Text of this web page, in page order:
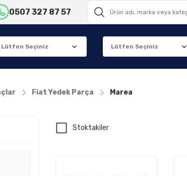
0507 327 87 57
Fiat Yedek Parça Marea
Stoktakiler